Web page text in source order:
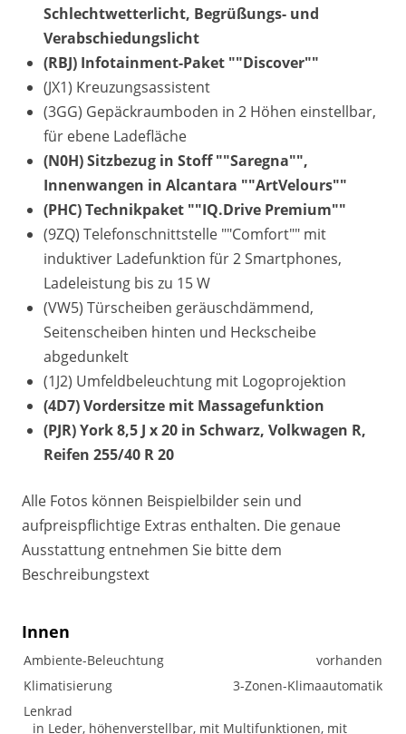
Schlechtwetterlicht, Begrüßungs- und
Verabschiedungslicht
(RBJ) Infotainment-Paket ""Discover""
(JX1) Kreuzungsassistent
(3GG) Gepäckraumboden in 2 Höhen einstellbar,
für ebene Ladefläche
(N0H) Sitzbezug in Stoff ""Saregna"",
Innenwangen in Alcantara ""ArtVelours""
(PHC) Technikpaket ""IQ.Drive Premium""
(9ZQ) Telefonschnittstelle ""Comfort"" mit
induktiver Ladefunktion für 2 Smartphones,
Ladeleistung bis zu 15 W
(VW5) Türscheiben geräuschdämmend,
Seitenscheiben hinten und Heckscheibe
abgedunkelt
(1J2) Umfeldbeleuchtung mit Logoprojektion
(4D7) Vordersitze mit Massagefunktion
(PJR) York 8,5 J x 20 in Schwarz, Volkwagen R,
Reifen 255/40 R 20
Alle Fotos können Beispielbilder sein und
aufpreispflichtige Extras enthalten. Die genaue
Ausstattung entnehmen Sie bitte dem
Beschreibungstext
Innen
Ambiente-Beleuchtung
vorhanden
Klimatisierung
3-Zonen-Klimaautomatik
Lenkrad
in Leder, höhenverstellbar, mit Multifunktionen, mit